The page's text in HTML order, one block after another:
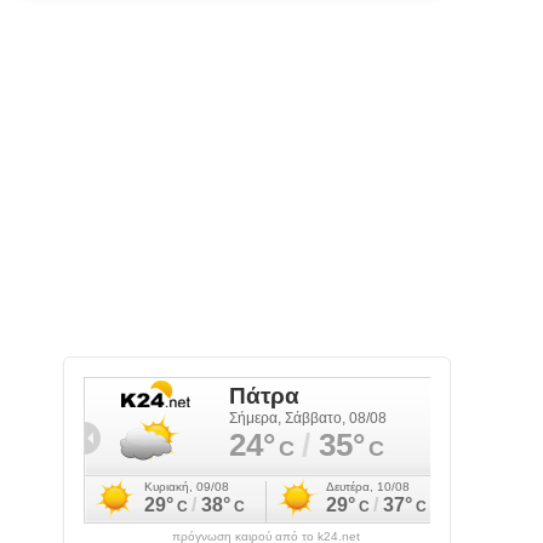
πρόγνωση καιρού από το k24.net